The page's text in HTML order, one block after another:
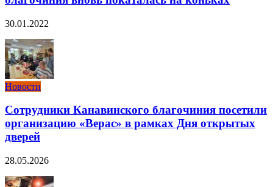
30.01.2022
Новости
Сотрудники Канавинского благочиния посетили
организацию «Верас» в рамках Дня открытых
дверей
28.05.2026